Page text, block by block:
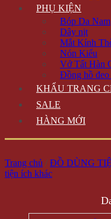
PHỤ KIỆN
Bóp Da Nam
Dây nịt
Mắt Kính
Nón Kiểu
Vớ Tất Hàn
Đồng hồ đeo
KHẨU TRANG
SALE
HÀNG MỚI
Trang chủ / ĐỒ DÙNG
tiện ích khác